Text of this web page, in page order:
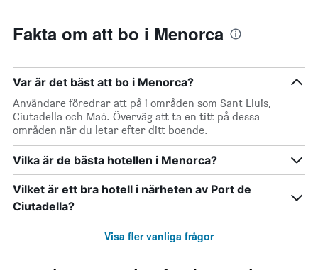
Fakta om att bo i Menorca
Var är det bäst att bo i Menorca?
Användare föredrar att på i områden som Sant Lluis,
Ciutadella och Maó. Överväg att ta en titt på dessa
områden när du letar efter ditt boende.
Vilka är de bästa hotellen i Menorca?
Vilket är ett bra hotell i närheten av Port de
Ciutadella?
Visa fler vanliga frågor